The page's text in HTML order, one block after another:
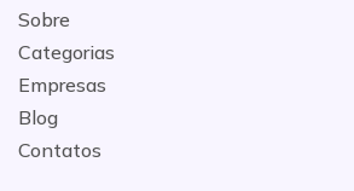
Sobre
Categorias
Empresas
Blog
Contatos